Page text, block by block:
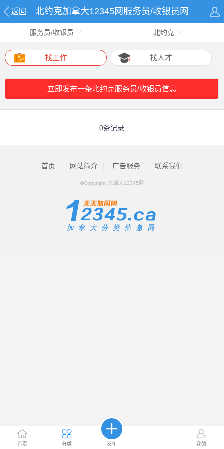
返回 北约克加拿大12345网服务员/收银员网
首页 分类 发布 我的
服务员/收银员 北约克
找工作 找人才
立即发布一条北约克服务员/收银员信息
0条记录
首页 网站简介 广告服务 联系我们
©Copyright 加拿大12345网